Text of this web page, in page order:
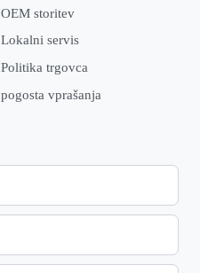
OEM storitev
Lokalni servis
Politika trgovca
pogosta vprašanja